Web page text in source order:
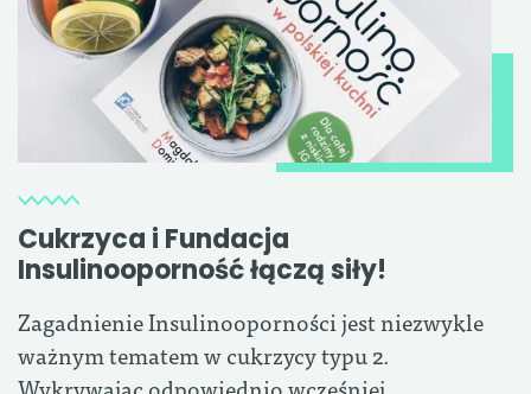
Cukrzyca i Fundacja
Insulinooporność łączą siły!
Zagadnienie Insulinooporności jest niezwykle
ważnym tematem w cukrzycy typu 2.